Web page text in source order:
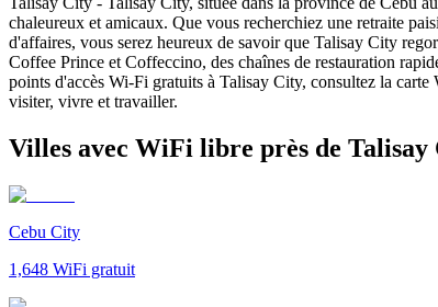
chaleureux et amicaux. Que vous recherchiez une retraite
d'affaires, vous serez heureux de savoir que Talisay City
Coffee Prince et Coffeccino, des chaînes de restauration
points d'accès Wi-Fi gratuits à Talisay City, consultez la
visiter, vivre et travailler.
Villes avec WiFi libre près de Talisay
Cebu City
1,648 WiFi gratuit